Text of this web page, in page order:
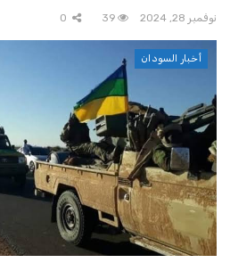
نوفمبر 28, 2024 39
أخبار السودان